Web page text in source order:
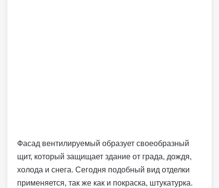
Фасад вентилируемый образует своеобразный
щит, который защищает здание от града, дождя,
холода и снега. Сегодня подобный вид отделки
применяется, так же как и покраска, штукатурка.